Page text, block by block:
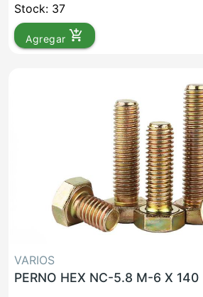
Stock: 37
Agregar add_shopping_cart
VARIOS
PERNO HEX NC-5.8 M-6 X 140